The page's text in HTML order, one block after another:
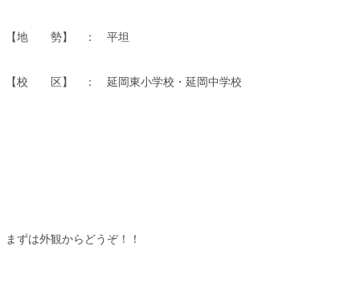
【地 勢】 ： 平坦
【校 区】 ： 延岡東小学校・延岡中学校
まずは外観からどうぞ！！